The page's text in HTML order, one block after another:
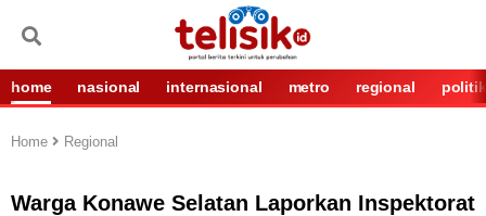
home nasional internasional metro regional politik
Home Regional
Warga Konawe Selatan Laporkan Inspektorat